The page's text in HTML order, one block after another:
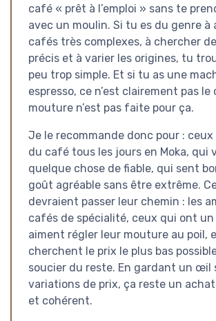
café « prêt à l’emploi » sans te
avec un moulin. Si tu es du genre à
cafés très complexes, à chercher
précis et à varier les origines, tu
peu trop simple. Et si tu as une
espresso, ce n’est clairement pas le
mouture n’est pas faite pour ça.
Je le recommande donc pour :
du café tous les jours en Moka, qui
quelque chose de fiable, qui sent
goût agréable sans être extrême.
devraient passer leur chemin : les
cafés de spécialité, ceux qui ont
aiment régler leur mouture au poil,
cherchent le prix le plus bas
soucier du reste. En gardant un œil
variations de prix, ça reste un
et cohérent.